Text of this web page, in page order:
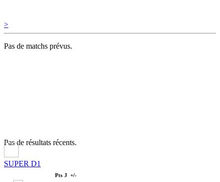
>
Pas de matchs prévus.
Pas de résultats récents.
SUPER D1
Pts J +/-